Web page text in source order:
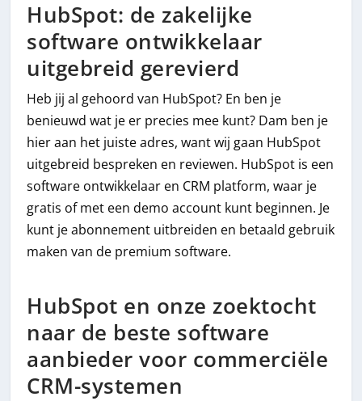
HubSpot: de zakelijke
software ontwikkelaar
uitgebreid gerevierd
Heb jij al gehoord van HubSpot? En ben je
benieuwd wat je er precies mee kunt? Dam ben je
hier aan het juiste adres, want wij gaan HubSpot
uitgebreid bespreken en reviewen. HubSpot is een
software ontwikkelaar en CRM platform, waar je
gratis of met een demo account kunt beginnen. Je
kunt je abonnement uitbreiden en betaald gebruik
maken van de premium software.
HubSpot en onze zoektocht
naar de beste software
aanbieder voor commerciële
CRM-systemen